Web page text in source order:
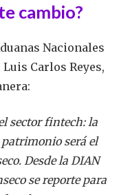
cambio?
Nacionales
Carlos Reyes,
sector fintech: la
será el
Desde la DIAN
se reporte para